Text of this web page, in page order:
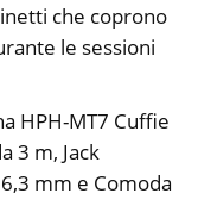
che coprono
le sessioni
HPH-MT7 Cuffie
3 m, Jack
mm e Comoda